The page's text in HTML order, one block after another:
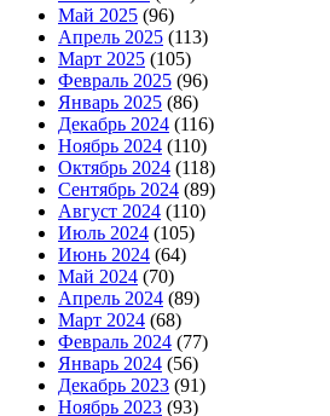
Май 2025 (96)
Апрель 2025 (113)
Март 2025 (105)
Февраль 2025 (96)
Январь 2025 (86)
Декабрь 2024 (116)
Ноябрь 2024 (110)
Октябрь 2024 (118)
Сентябрь 2024 (89)
Август 2024 (110)
Июль 2024 (105)
Июнь 2024 (64)
Май 2024 (70)
Апрель 2024 (89)
Март 2024 (68)
Февраль 2024 (77)
Январь 2024 (56)
Декабрь 2023 (91)
Ноябрь 2023 (93)